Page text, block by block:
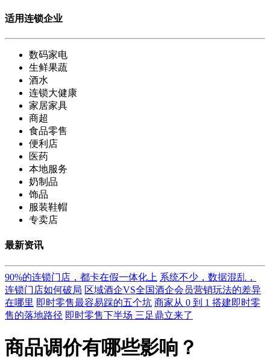
适用连锁企业
数码家电
生鲜果蔬
酒水
连锁大健康
家居家具
商超
食品零售
便利店
医药
本地服务
奶制品
饰品
服装鞋帽
专卖店
最新资讯
90%的连锁门店，都卡在假一体化上 系统不少，数据混乱，
连锁门店如何破局 区域酒企VS全国酒企会员营销玩法的差异
在哪里 即时零售最容易踩的五个坑 商家从 0 到 1 搭建即时零
售的落地路径 即时零售下半场 三足鼎立来了
商品调价有哪些影响？